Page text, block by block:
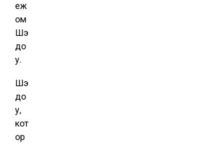
еж
ом
Шэ
до
у.
Шэ
до
у,
кот
ор